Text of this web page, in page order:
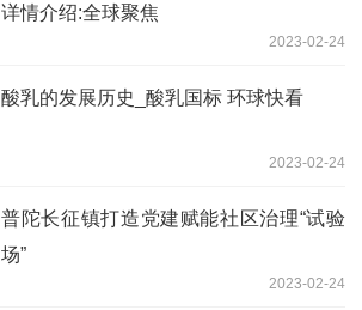
详情介绍:全球聚焦
2023-02-24
酸乳的发展历史_酸乳国标 环球快看
2023-02-24
普陀长征镇打造党建赋能社区治理“试验
场”
2023-02-24